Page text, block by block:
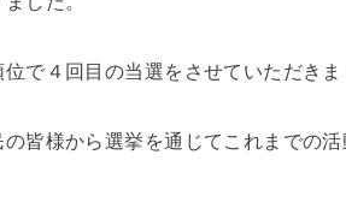
で４回目の当選をさせていただきま
皆様から選挙を通じてこれまでの